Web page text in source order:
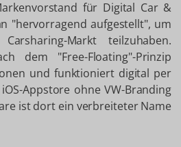
für Digital Car &
"hervorragend aufgestellt", um
Markt teilzuhaben.
dem "Free-Floating"-Prinzip
und funktioniert digital per
Appstore ohne VW-Branding
ist dort ein verbreiteter Name